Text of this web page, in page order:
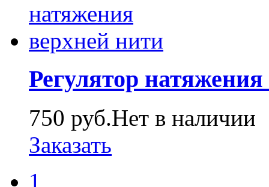
Регулятор
750 руб.Нет в наличии
Заказать
1